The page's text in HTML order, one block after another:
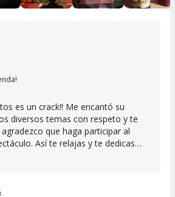
es un crack!! Me encantó su
diversos temas con respeto y te
que haga participar al
Así te relajas y te dedicas